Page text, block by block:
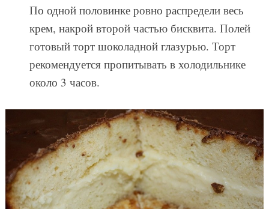
По одной половинке ровно распредели весь
крем, накрой второй частью бисквита. Полей
готовый торт шоколадной глазурью. Торт
рекомендуется пропитывать в холодильнике
около 3 часов.